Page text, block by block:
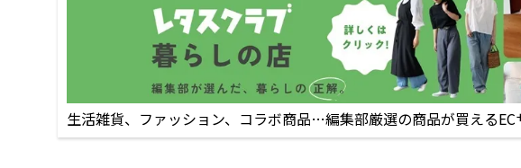
生活雑貨、ファッション、コラボ商品…編集部厳選の商品が買えるEC